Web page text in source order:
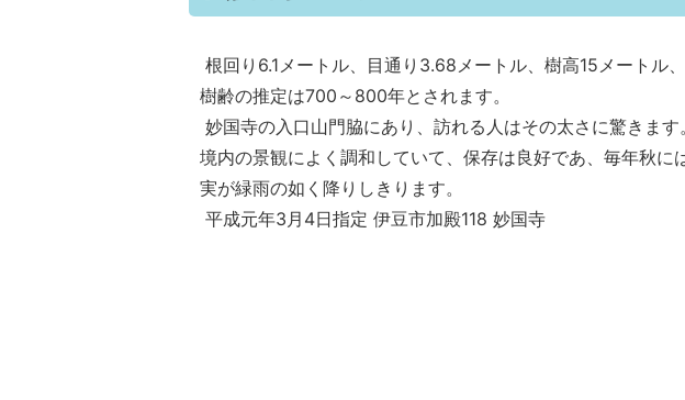
根回り6.1メートル、目通り3.68メートル、樹高15メートル、
樹齢の推定は700～800年とされます。
妙国寺の入口山門脇にあり、訪れる人はその太さに驚きます。
境内の景観によく調和していて、保存は良好であ、毎年秋に
実が緑雨の如く降りしきります。
平成元年3月4日指定 伊豆市加殿118 妙国寺